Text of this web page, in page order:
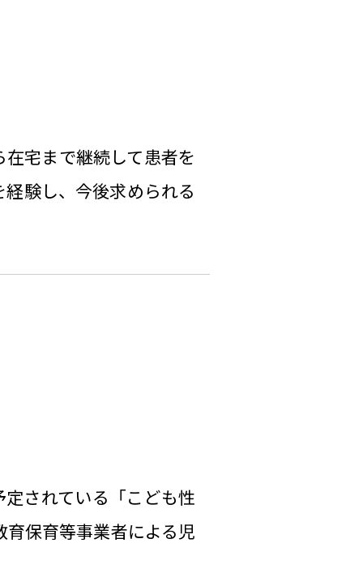
宅まで継続して患者を
験し、今後求められる
されている「こども性
保育等事業者による児